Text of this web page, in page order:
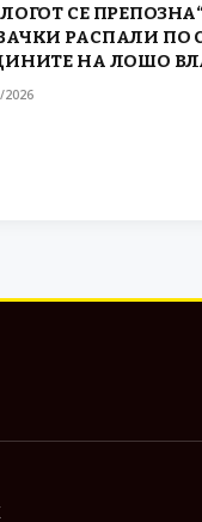
СЕ
РАСПАЛИ ПО
НА ЛОШО
2026